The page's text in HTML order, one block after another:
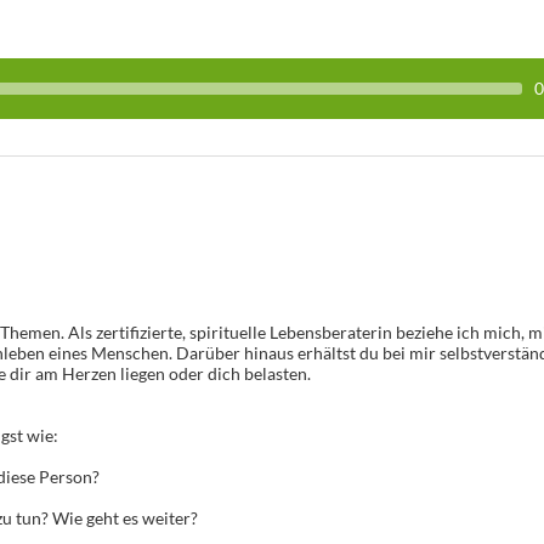
Als zertifizierte, spirituelle Lebensberaterin beziehe ich mich,
eines Menschen. Darüber hinaus erhältst du bei mir
dir am Herzen liegen oder dich belasten.
wie:
Person?
tun? Wie geht es weiter?